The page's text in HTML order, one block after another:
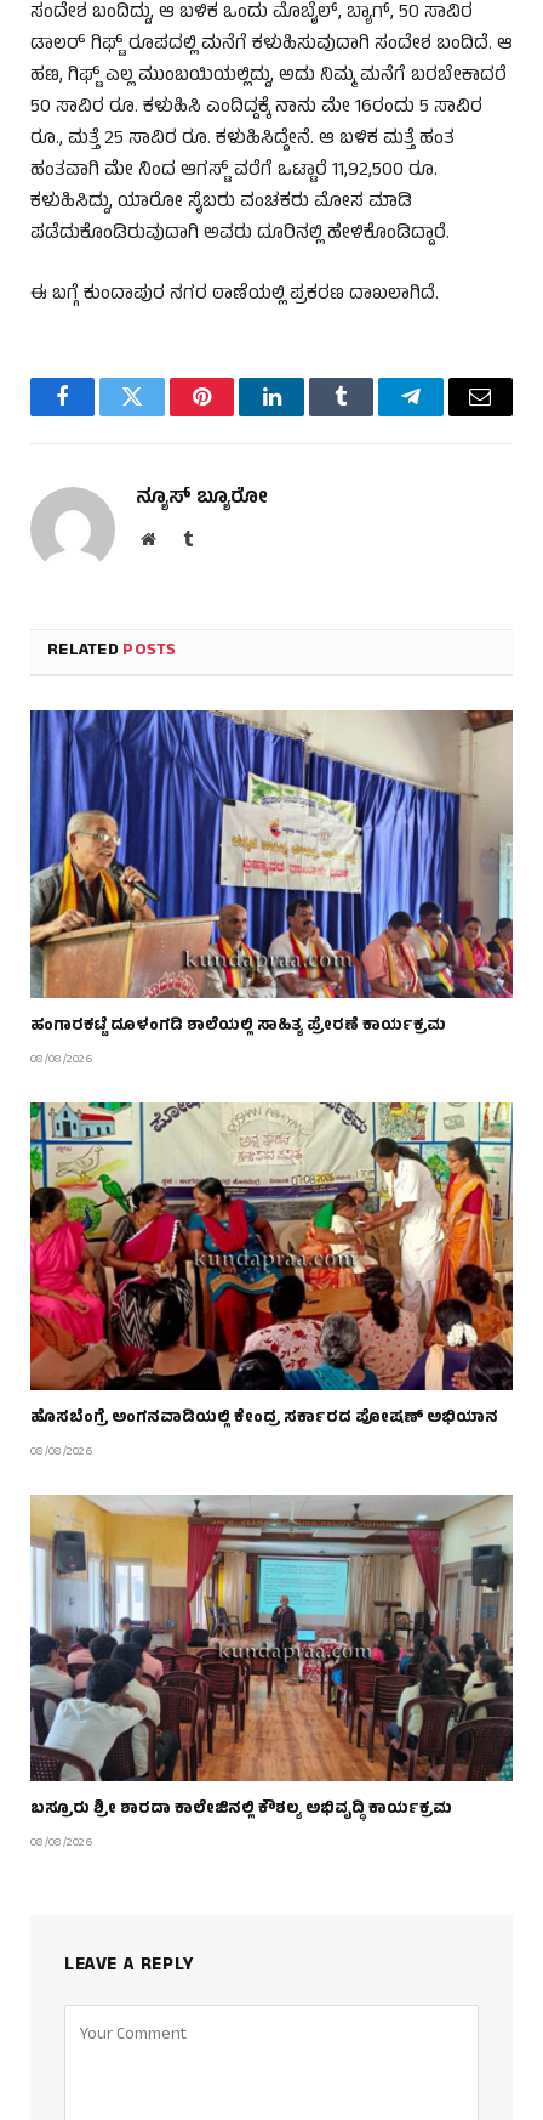
ಸಂದೇಶ ಬಂದಿದ್ದು, ಆ ಬಳಿಕ ಒಂದು ಮೊಬೈಲ್, ಬ್ಯಾಗ್, 50 ಸಾವಿರ
ಡಾಲರ್ ಗಿಫ್ಟ್ ರೂಪದಲ್ಲಿ ಮನೆಗೆ ಕಳುಹಿಸುವುದಾಗಿ ಸಂದೇಶ ಬಂದಿದೆ. ಆ
ಹಣ, ಗಿಫ್ಟ್ ಎಲ್ಲ ಮುಂಬಯಿಯಲ್ಲಿದ್ದು, ಅದು ನಿಮ್ಮ ಮನೆಗೆ ಬರಬೇಕಾದರೆ
50 ಸಾವಿರ ರೂ. ಕಳುಹಿಸಿ ಎಂದಿದ್ದಕ್ಕೆ ನಾನು ಮೇ 16ರಂದು 5 ಸಾವಿರ
ರೂ., ಮತ್ತೆ 25 ಸಾವಿರ ರೂ. ಕಳುಹಿಸಿದ್ದೇನೆ. ಆ ಬಳಿಕ ಮತ್ತೆ ಹಂತ
ಹಂತವಾಗಿ ಮೇ ನಿಂದ ಆಗಸ್ಟ್ ವರೆಗೆ ಒಟ್ಟಾರೆ 11,92,500 ರೂ.
ಕಳುಹಿಸಿದ್ದು, ಯಾರೋ ಸೈಬರು ವಂಚಕರು ಮೋಸ ಮಾಡಿ
ಪಡೆದುಕೊಂಡಿರುವುದಾಗಿ ಅವರು ದೂರಿನಲ್ಲಿ ಹೇಳಿಕೊಂಡಿದ್ದಾರೆ.
ಈ ಬಗ್ಗೆ ಕುಂದಾಪುರ ನಗರ ಠಾಣೆಯಲ್ಲಿ ಪ್ರಕರಣ ದಾಖಲಾಗಿದೆ.
FacebookTwitter PinterestLinkedInTumblr TelegramEmail
ನ್ಯೂಸ್ ಬ್ಯೂರೋ
WebsiteTumblr
RELATEDPOSTS
ಹಂಗಾರಕಟ್ಟೆ ದೂಳಂಗಡಿ ಶಾಲೆಯಲ್ಲಿ ಸಾಹಿತ್ಯ ಪ್ರೇರಣೆ ಕಾರ್ಯಕ್ರಮ
08/08/2026
ಹೊಸಬೆಂಗ್ರೆ ಅಂಗನವಾಡಿಯಲ್ಲಿ ಕೇಂದ್ರ ಸರ್ಕಾರದ ಪೋಷಣ್ ಅಭಿಯಾನ
08/08/2026
ಬಸ್ರೂರು ಶ್ರೀ ಶಾರದಾ ಕಾಲೇಜಿನಲ್ಲಿ ಕೌಶಲ್ಯ ಅಭಿವೃದ್ಧಿ ಕಾರ್ಯಕ್ರಮ
08/08/2026
LEAVE A REPLY